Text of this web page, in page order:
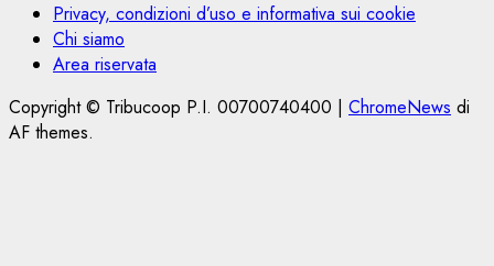
Privacy, condizioni d’uso e informativa sui cookie
Chi siamo
Area riservata
Copyright © Tribucoop P.I. 00700740400 | ChromeNews di
AF themes.